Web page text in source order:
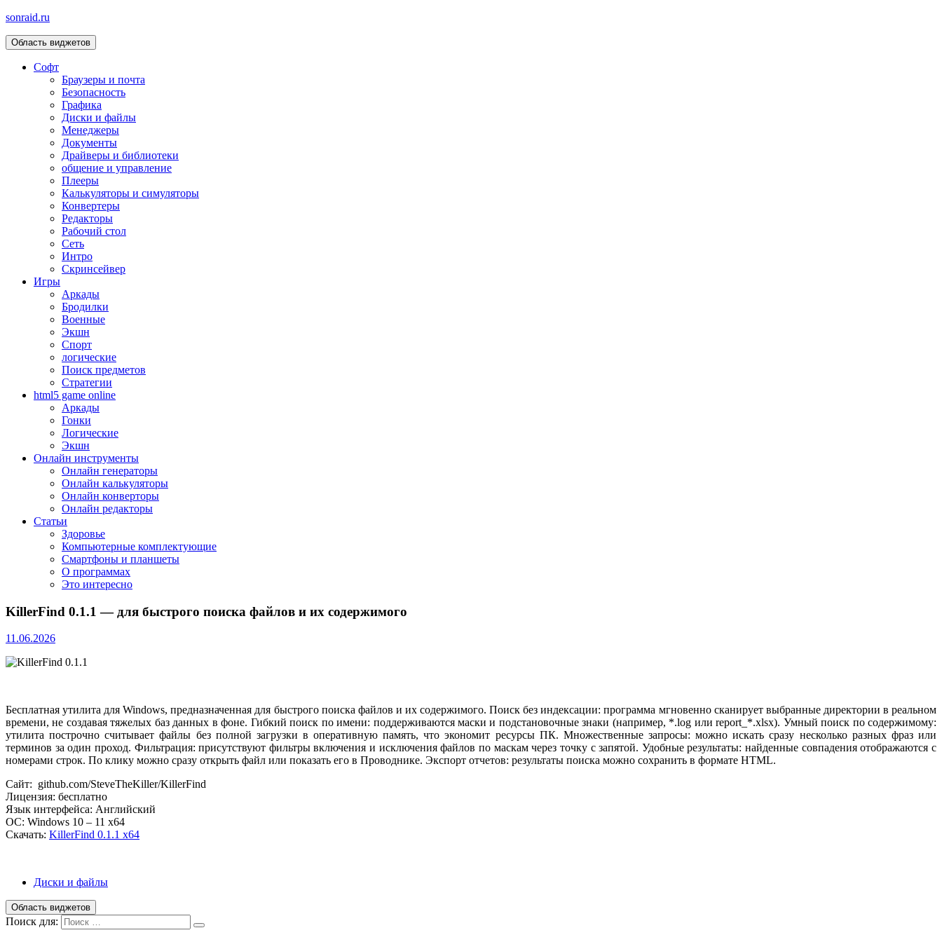
sonraid.ru
Скачивай программы, мини игры
Область виджетов
Софт
Браузеры и почта
Безопасность
Графика
Диски и файлы
Менеджеры
Документы
Драйверы и библиотеки
общение и управление
Плееры
Калькуляторы и симуляторы
Конвертеры
Редакторы
Рабочий стол
Сеть
Интро
Скринсейвер
Игры
Аркады
Бродилки
Военные
Экшн
Спорт
логические
Поиск предметов
Стратегии
html5 game online
Аркады
Гонки
Логические
Экшн
Онлайн инструменты
Онлайн генераторы
Онлайн калькуляторы
Онлайн конверторы
Онлайн редакторы
Статьи
Здоровье
Компьютерные комплектующие
Смартфоны и планшеты
О программах
Это интересно
KillerFind 0.1.1 — для быстрого поиска файлов и их содержимого
11.06.2026
Бесплатная утилита для Windows, предназначенная для быстрого поиска файлов и их содержимого. Поиск без индексации: программа мгновенно сканирует выбранные директории в реальном
времени, не создавая тяжелых баз данных в фоне. Гибкий поиск по имени: поддерживаются маски и подстановочные знаки (например, *.log или report_*.xlsx). Умный поиск по содержимому:
утилита построчно считывает файлы без полной загрузки в оперативную память, что экономит ресурсы ПК. Множественные запросы: можно искать сразу несколько разных фраз или
терминов за один проход. Фильтрация: присутствуют фильтры включения и исключения файлов по маскам через точку с запятой. Удобные результаты: найденные совпадения отображаются с
номерами строк. По клику можно сразу открыть файл или показать его в Проводнике. Экспорт отчетов: результаты поиска можно сохранить в формате HTML.
Сайт: github.com/SteveTheKiller/KillerFind
Лицензия: бесплатно
Язык интерфейса: Английский
ОС: Windows 10 – 11 x64
Скачать: KillerFind 0.1.1 x64
Диски и файлы
Область виджетов
Поиск для: